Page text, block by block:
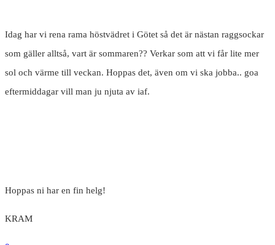
Idag har vi rena rama höstvädret i Götet så det är nästan raggsockar
som gäller alltså, vart är sommaren?? Verkar som att vi får lite mer
sol och värme till veckan. Hoppas det, även om vi ska jobba.. goa
eftermiddagar vill man ju njuta av iaf.
Hoppas ni har en fin helg!
KRAM